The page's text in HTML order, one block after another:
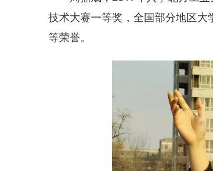
技术大赛一等奖，全国部分地区
等荣誉。